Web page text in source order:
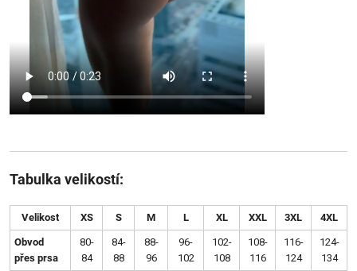
Tabulka velikostí:
Velikost XS S M L XL XXL 3XL 4XL
Obvod
přes prsa
80-
84
84-
88
88-
96
96-
102
102-
108
108-
116
116-
124
124-
134